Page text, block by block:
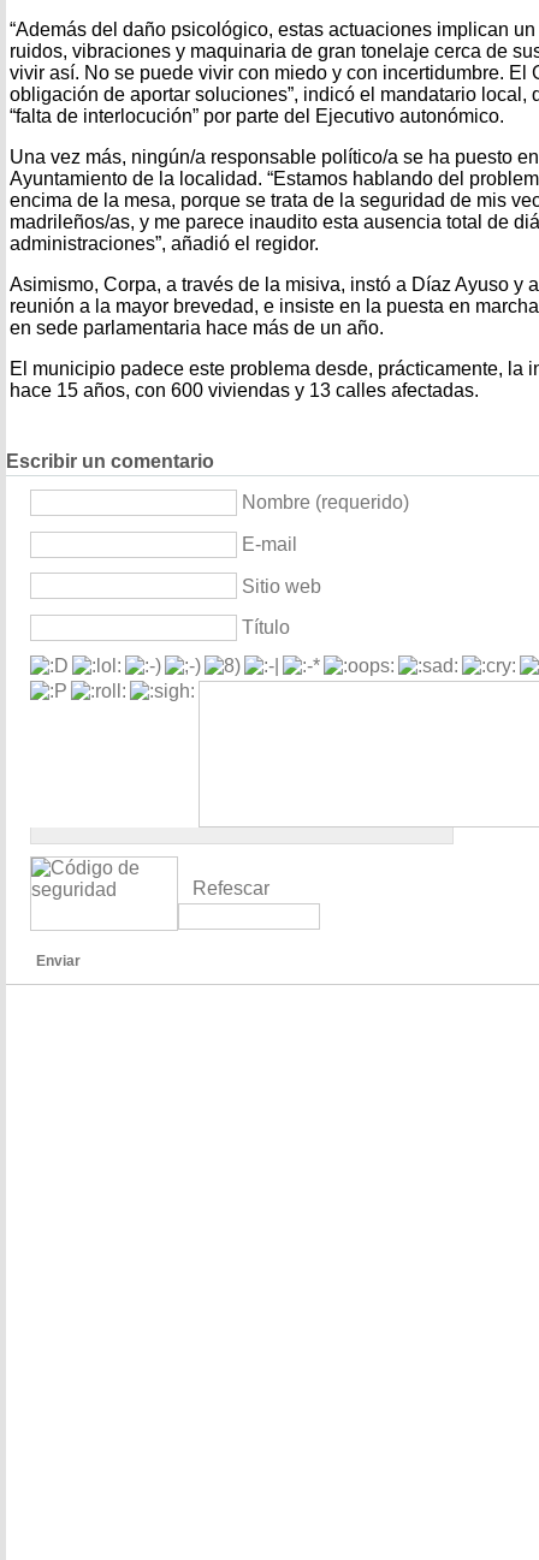
“Además del daño psicológico, estas actuaciones implican
ruidos, vibraciones y maquinaria de gran tonelaje cerca de
vivir así. No se puede vivir con miedo y con incertidumbre. El
obligación de aportar soluciones”, indicó el mandatario local,
“falta de interlocución” por parte del Ejecutivo autonómico.
Una vez más, ningún/a responsable político/a se ha puesto
Ayuntamiento de la localidad. “Estamos hablando del
encima de la mesa, porque se trata de la seguridad de mis
madrileños/as, y me parece inaudito esta ausencia total de
administraciones”, añadió el regidor.
Asimismo, Corpa, a través de la misiva, instó a Díaz Ayuso y
reunión a la mayor brevedad, e insiste en la puesta en
en sede parlamentaria hace más de un año.
El municipio padece este problema desde, prácticamente, la
hace 15 años, con 600 viviendas y 13 calles afectadas.
Escribir un comentario
Nombre (requerido)
E-mail
Sitio web
Título
Refescar
Enviar